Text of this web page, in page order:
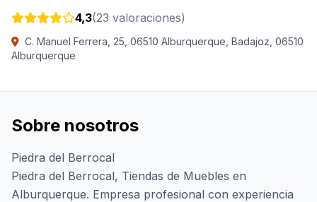
4,3(23 valoraciones)
C. Manuel Ferrera, 25, 06510 Alburquerque, Badajoz, 06510
Alburquerque
Sobre nosotros
Piedra del Berrocal
Piedra del Berrocal, Tiendas de Muebles en
Alburquerque. Empresa profesional con experiencia